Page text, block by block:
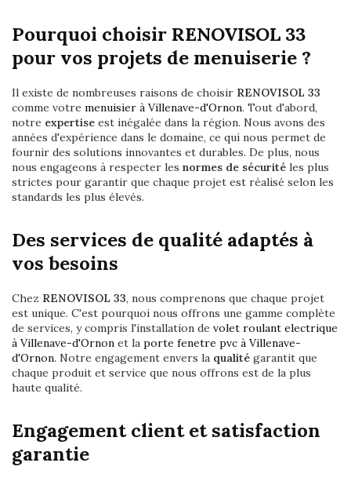
Pourquoi choisir RENOVISOL 33
pour vos projets de menuiserie ?
Il existe de nombreuses raisons de choisir RENOVISOL 33
comme votre menuisier à Villenave-d'Ornon. Tout d'abord,
notre expertise est inégalée dans la région. Nous avons des
années d'expérience dans le domaine, ce qui nous permet de
fournir des solutions innovantes et durables. De plus, nous
nous engageons à respecter les normes de sécurité les plus
strictes pour garantir que chaque projet est réalisé selon les
standards les plus élevés.
Des services de qualité adaptés à
vos besoins
Chez RENOVISOL 33, nous comprenons que chaque projet
est unique. C'est pourquoi nous offrons une gamme complète
de services, y compris l'installation de volet roulant electrique
à Villenave-d'Ornon et la porte fenetre pvc à Villenave-
d'Ornon. Notre engagement envers la qualité garantit que
chaque produit et service que nous offrons est de la plus
haute qualité.
Engagement client et satisfaction
garantie